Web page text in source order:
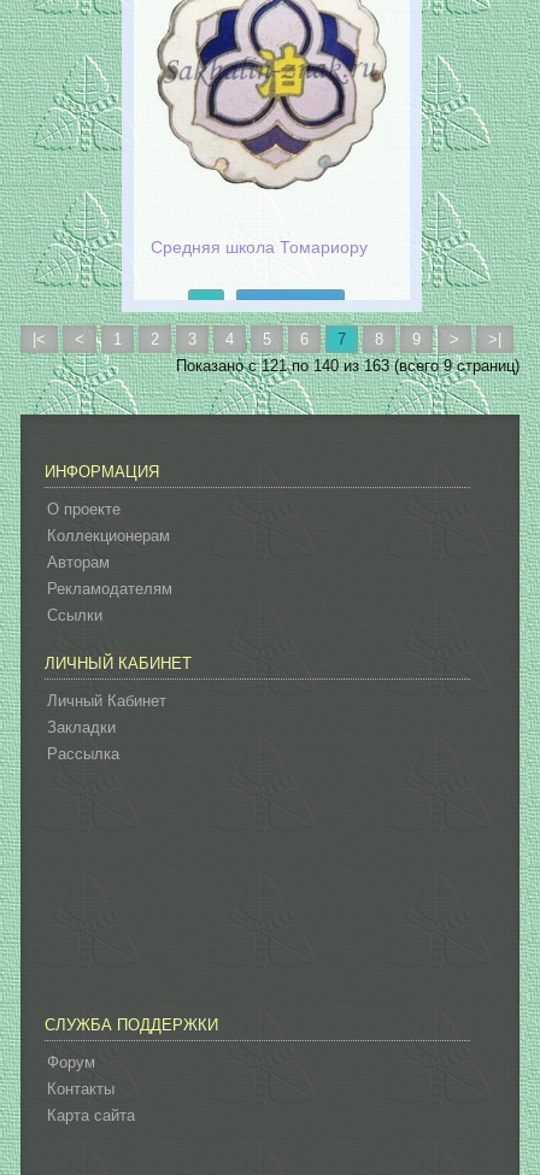
Средняя школа Томариору
|<
< 1 2 3 4 5 6 7 8 9 >
>|
Показано с 121 по 140 из 163 (всего 9 страниц)
ИНФОРМАЦИЯ
О проекте
Коллекционерам
Авторам
Рекламодателям
Ссылки
ЛИЧНЫЙ КАБИНЕТ
Личный Кабинет
Закладки
Рассылка
СЛУЖБА ПОДДЕРЖКИ
Форум
Контакты
Карта сайта